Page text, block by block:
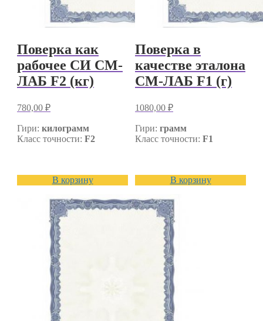
Поверка как
рабочее СИ СМ-
ЛАБ F2 (кг)
780,00 ₽
Гири: килограмм
Класс точности: F2
В корзину
Поверка в
качестве эталона
СМ-ЛАБ F1 (г)
1080,00 ₽
Гири: грамм
Класс точности: F1
В корзину